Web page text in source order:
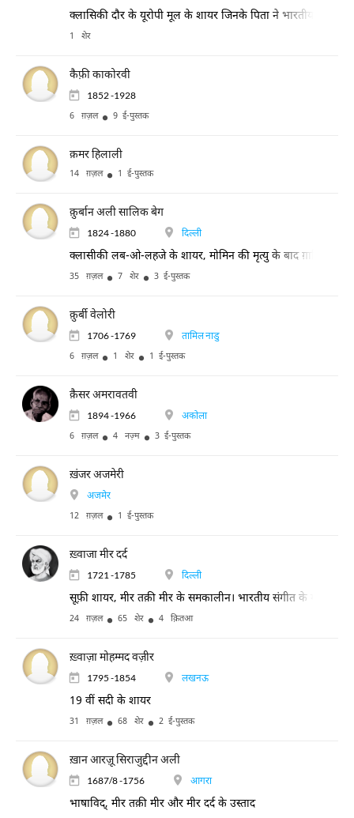
क्लासिकी दौर के यूरोपी मूल के शायर जिनके पिता ने भारतीय
1 शेर
कैफ़ी काकोरवी
1852 -1928
6 ग़ज़ल 9 ई-पुस्तक
क़मर हिलाली
14 ग़ज़ल 1 ई-पुस्तक
क़ुर्बान अली सालिक बेग
1824 -1880 दिल्ली
क्लासीकी लब-ओ-लहजे के शायर, मोमिन की मृत्यु के बाद ग़ालिब के
35 ग़ज़ल 7 शेर 3 ई-पुस्तक
क़ुर्बी वेलोरी
1706 -1769 तामिल नाडु
6 ग़ज़ल 1 शेर 1 ई-पुस्तक
क़ैसर अमरावतवी
1894 -1966 अकोला
6 ग़ज़ल 4 नज़्म 3 ई-पुस्तक
ख़ंजर अजमेरी
अजमेर
12 ग़ज़ल 1 ई-पुस्तक
ख़्वाजा मीर दर्द
1721 -1785 दिल्ली
सूफ़ी शायर, मीर तक़ी मीर के समकालीन। भारतीय संगीत के गहरे ज्ञान
24 ग़ज़ल 65 शेर 4 क़ितआ
ख़्वाज़ा मोहम्मद वज़ीर
1795 -1854 लखनऊ
19 वीं सदी के शायर
31 ग़ज़ल 68 शेर 2 ई-पुस्तक
ख़ान आरज़ू सिराजुद्दीन अली
1687/8 -1756 आगरा
भाषाविद्, मीर तक़ी मीर और मीर दर्द के उस्ताद